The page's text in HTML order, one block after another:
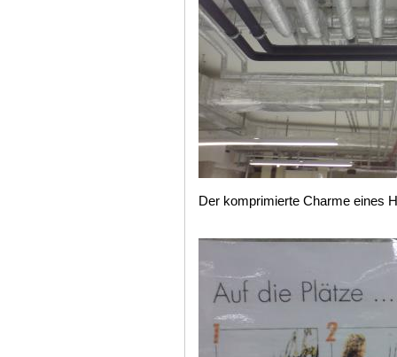
Der komprimierte Charme eines